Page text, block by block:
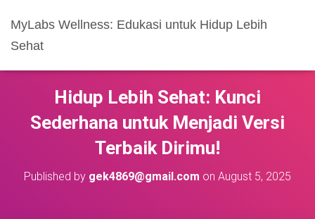
MyLabs Wellness: Edukasi untuk Hidup Lebih
Sehat
Hidup Lebih Sehat: Kunci
Sederhana untuk Menjadi Versi
Terbaik Dirimu!
Published by gek4869@gmail.com on August 5, 2025